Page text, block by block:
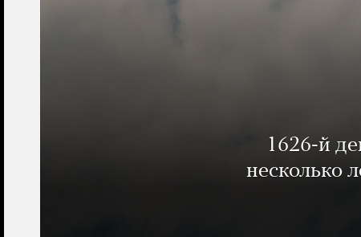
1626-й
несколько